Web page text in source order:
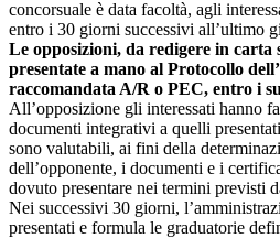
concorsuale è data facoltà, agli
entro i 30 giorni successivi all’ultimo
Le opposizioni, da redigere in carta
presentate a mano al Protocollo
raccomandata A/R o PEC, entro i
All’opposizione gli interessati hanno
documenti integrativi a quelli
sono valutabili, ai fini della
dell’opponente, i documenti e i
dovuto presentare nei termini previsti
Nei successivi 30 giorni,
presentati e formula le graduatorie